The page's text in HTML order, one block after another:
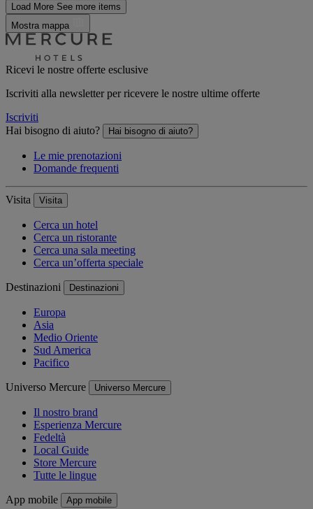
Load More See more items
Mostra mappa
Ricevi le nostre offerte esclusive
Iscriviti alla newsletter per ricevere le nostre ultime offerte
Iscriviti
Hai bisogno di aiuto?
Hai bisogno di aiuto?
Le mie prenotazioni
Domande frequenti
Visita Visita
Cerca un hotel
Cerca un ristorante
Cerca una sala meeting
Cerca un’offerta speciale
Destinazioni Destinazioni
Europa
Asia
Medio Oriente
Sud America
Pacifico
Universo Mercure Universo Mercure
Il nostro brand
Esperienza Mercure
Fedeltà
Local Guide
Store Mercure
Tutte le lingue
App mobile App mobile